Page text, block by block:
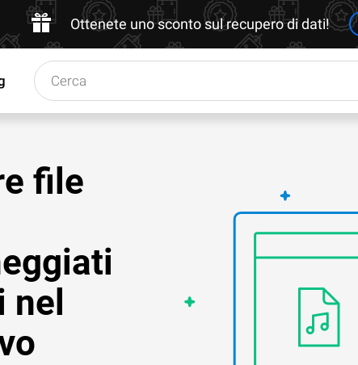
Ottenete uno sconto sul recupero di dati!
file